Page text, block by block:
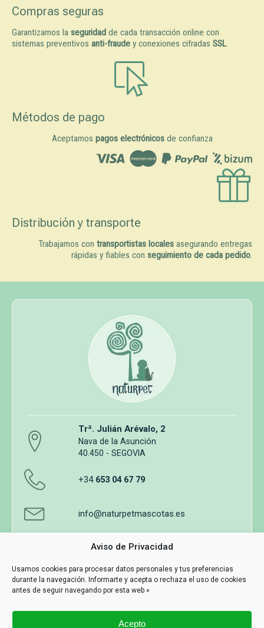
Aviso de Privacidad
Usamos cookies para procesar datos personales y tus preferencias
durante la navegación. Informarte y acepta o rechaza el uso de cookies
antes de seguir navegando por esta web »
Acepto
Compras seguras
Garantizamos la seguridad de cada transacción online con
sistemas preventivos anti-fraude y conexiones cifradas SSL.
Métodos de pago
Aceptamos pagos electrónicosde confianza
Distribución y transporte
Trabajamos con transportistas locales asegurando entregas
rápidas y fiables con seguimiento de cada pedido.
Trª. Julián Arévalo, 2
Nava de la Asunción
40.450 - SEGOVIA
+34 653 04 67 79
info@naturpetmascotas.es
Aviso legal Política de privacidad
Términos y Condiciones de Compra